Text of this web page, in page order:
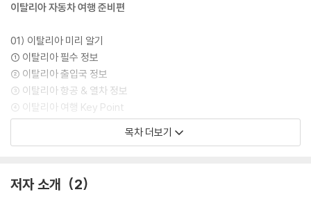
이탈리아 자동차 여행 준비편
01) 이탈리아 미리 알기
① 이탈리아 필수 정보
② 이탈리아 출입국 정보
③ 이탈리아 항공 & 열차 정보
④ 이탈리아 여행 Key Point
▶ 여행 업그레이드 이탈리아 더 진하게 즐기는 5가지 방법
-이탈리아 젤라토 즐기기
목차 더보기
저자 소개 2